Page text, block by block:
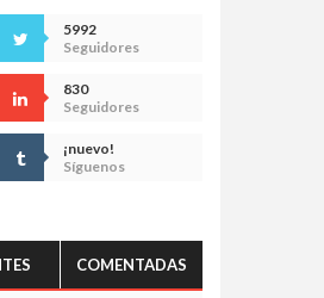
5992
Seguidores
830
Seguidores
¡nuevo!
Síguenos
COMENTADAS